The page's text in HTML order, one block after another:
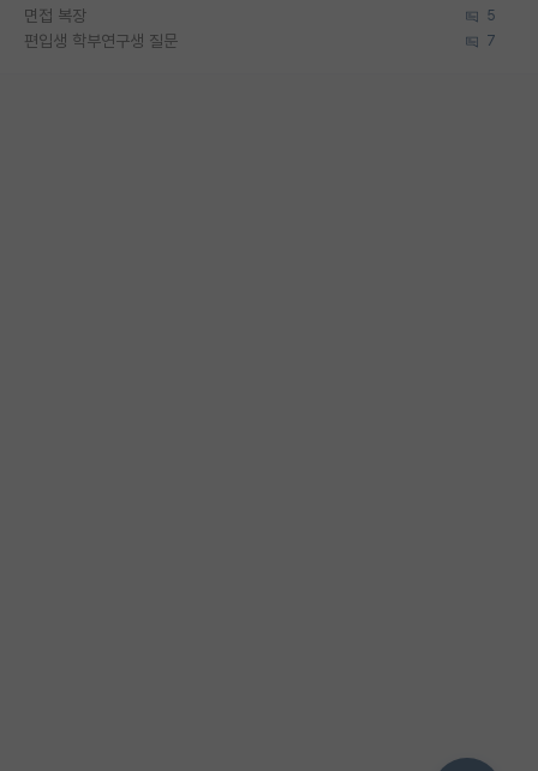
면접 복장 5
편입생 학부연구생 질문 7